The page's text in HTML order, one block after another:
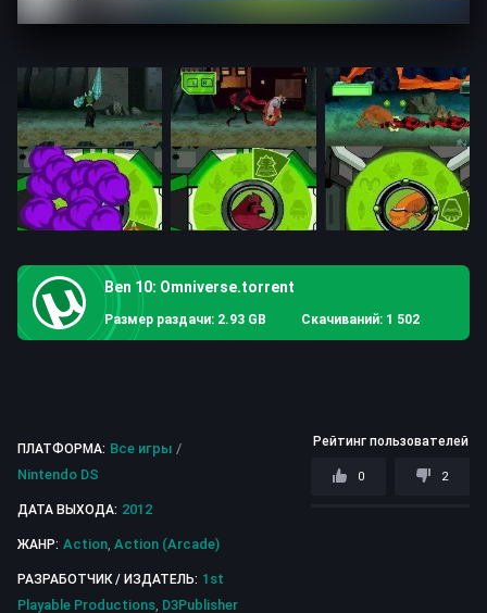
ПЛАТФОРМА: Все игры /
Nintendo DS
ДАТА ВЫХОДА: 2012
ЖАНР: Action, Action (Arcade)
РАЗРАБОТЧИК / ИЗДАТЕЛЬ: 1st
Playable Productions, D3Publisher
Рейтинг пользователей
0 2
Ben 10: Omniverse.torrent
Размер раздачи: 2.93 GB Скачиваний: 1 502